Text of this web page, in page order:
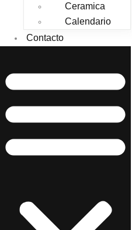
Ceramica
Calendario
Contacto